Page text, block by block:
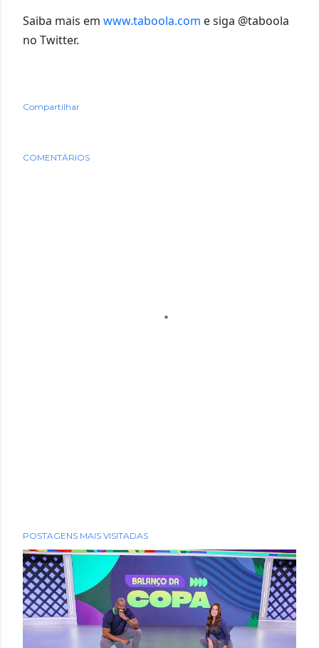
Saiba mais em www.taboola.com e siga @taboola
no Twitter.
Compartilhar
COMENTÁRIOS
POSTAGENS MAIS VISITADAS